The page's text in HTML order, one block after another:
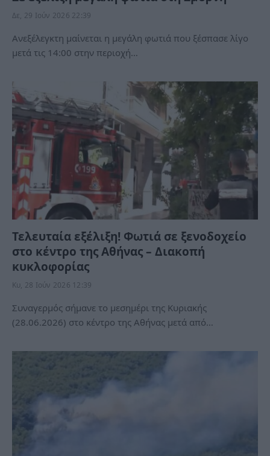
Δε, 29 Ιούν 2026 22:39
Ανεξέλεγκτη μαίνεται η μεγάλη φωτιά που ξέσπασε λίγο
μετά τις 14:00 στην περιοχή…
Τελευταία εξέλιξη! Φωτιά σε ξενοδοχείο
στο κέντρο της Αθήνας – Διακοπή
κυκλοφορίας
Κυ, 28 Ιούν 2026 12:39
Συναγερμός σήμανε το μεσημέρι της Κυριακής
(28.06.2026) στο κέντρο της Αθήνας μετά από…